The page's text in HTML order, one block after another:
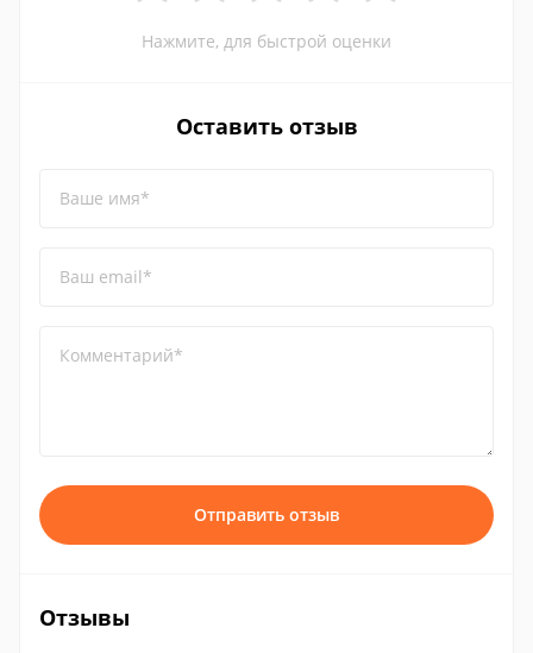
Нажмите, для быстрой оценки
Оставить отзыв
Ваше имя*
Ваш email*
Комментарий*
Отправить отзыв
Отзывы